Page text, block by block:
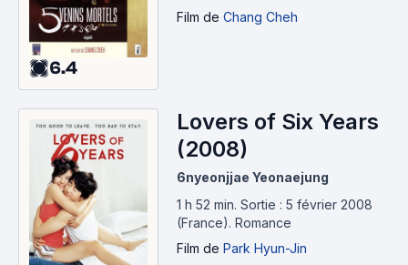
6.4
Film de Chang Cheh
Lovers of Six Years
(2008)
6nyeonjjae Yeonaejung
1 h 52 min. Sortie : 5 février 2008
(France). Romance
Film de Park Hyun-Jin